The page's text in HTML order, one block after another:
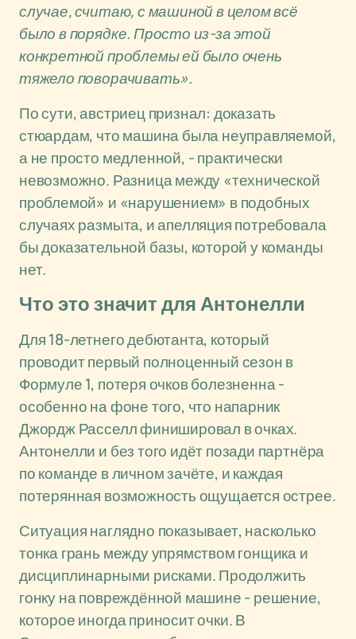
случае, считаю, с машиной в целом всё
было в порядке. Просто из-за этой
конкретной проблемы ей было очень
тяжело поворачивать».
По сути, австриец признал: доказать
стюардам, что машина была неуправляемой,
а не просто медленной, - практически
невозможно. Разница между «технической
проблемой» и «нарушением» в подобных
случаях размыта, и апелляция потребовала
бы доказательной базы, которой у команды
нет.
Что это значит для Антонелли
Для 18-летнего дебютанта, который
проводит первый полноценный сезон в
Формуле 1, потеря очков болезненна -
особенно на фоне того, что напарник
Джордж Расселл финишировал в очках.
Антонелли и без того идёт позади партнёра
по команде в личном зачёте, и каждая
потерянная возможность ощущается острее.
Ситуация наглядно показывает, насколько
тонка грань между упрямством гонщика и
дисциплинарными рисками. Продолжить
гонку на повреждённой машине - решение,
которое иногда приносит очки. В